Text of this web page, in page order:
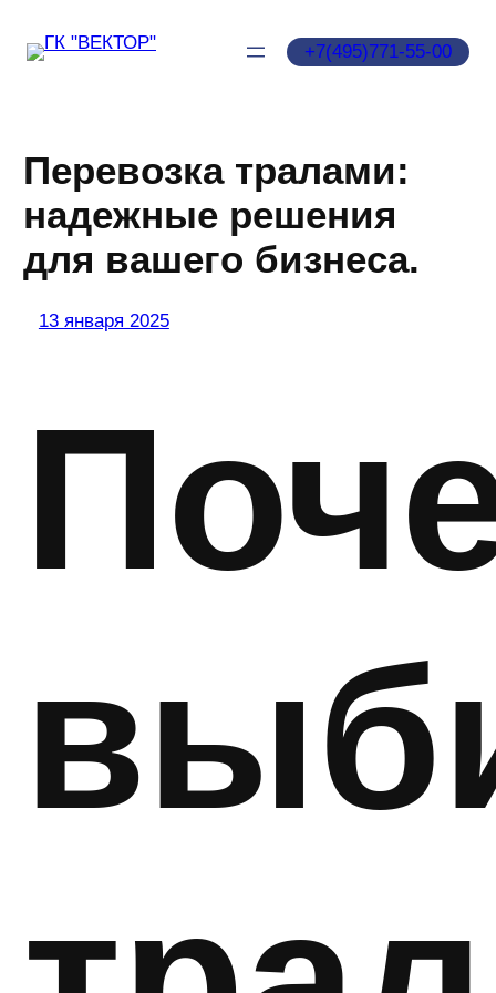
‪+7(495)771‑55‑00‬
Перевозка тралами:
надежные решения
для вашего бизнеса.
13 января 2025